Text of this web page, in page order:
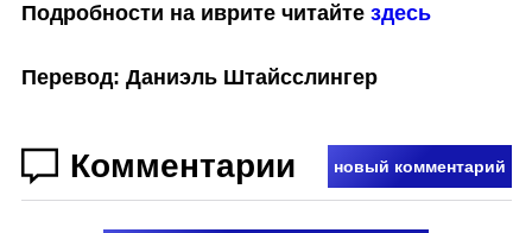
Подробности на иврите читайте здесь
Перевод: Даниэль Штайсслингер
Комментарии новый комментарий